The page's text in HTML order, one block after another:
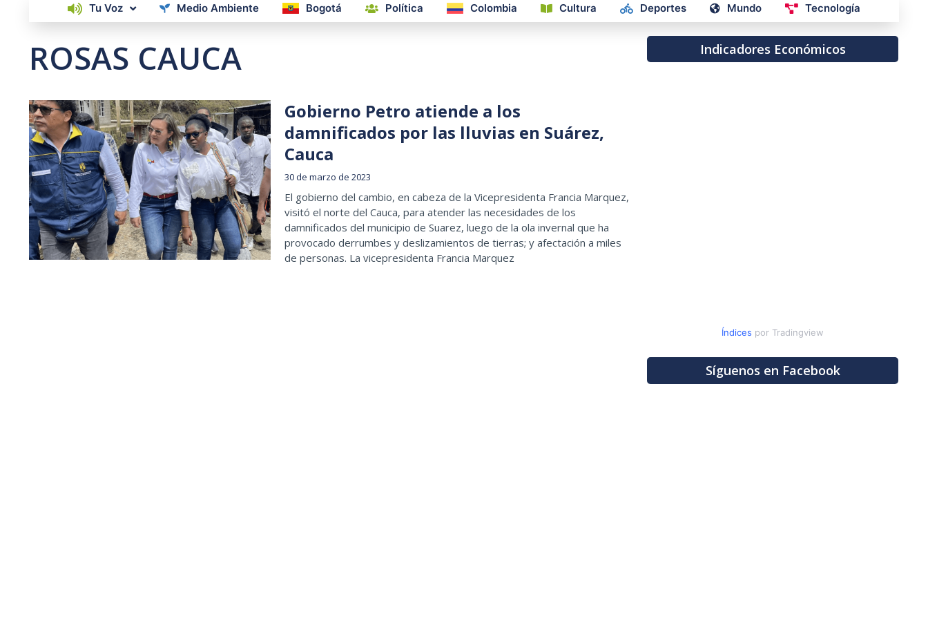
Tu Voz Medio Ambiente Bogotá Política Colombia Cultura Deportes Mundo Tecnología
ROSAS CAUCA
Gobierno Petro atiende a los
damnificados por las lluvias en Suárez,
Cauca
30 de marzo de 2023
El gobierno del cambio, en cabeza de la Vicepresidenta Francia Marquez,
visitó el norte del Cauca, para atender las necesidades de los
damnificados del municipio de Suarez, luego de la ola invernal que ha
provocado derrumbes y deslizamientos de tierras; y afectación a miles
de personas. La vicepresidenta Francia Marquez
Indicadores Económicos
Índices por Tradingview
Síguenos en Facebook